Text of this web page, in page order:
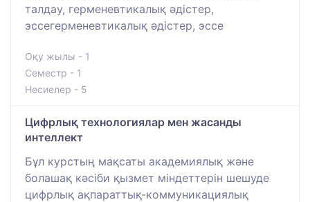
талдау, герменевтикалық әдістер,
эссегерменевтикалық әдістер, эссе
Оқу жылы - 1
Семестр - 1
Несиелер - 5
Цифрлық технологиялар мен жасанды
интеллект
Бұл курстың мақсаты академиялық және
болашақ кәсіби қызмет міндеттерін шешуде
цифрлық ақпараттық-коммуникациялық